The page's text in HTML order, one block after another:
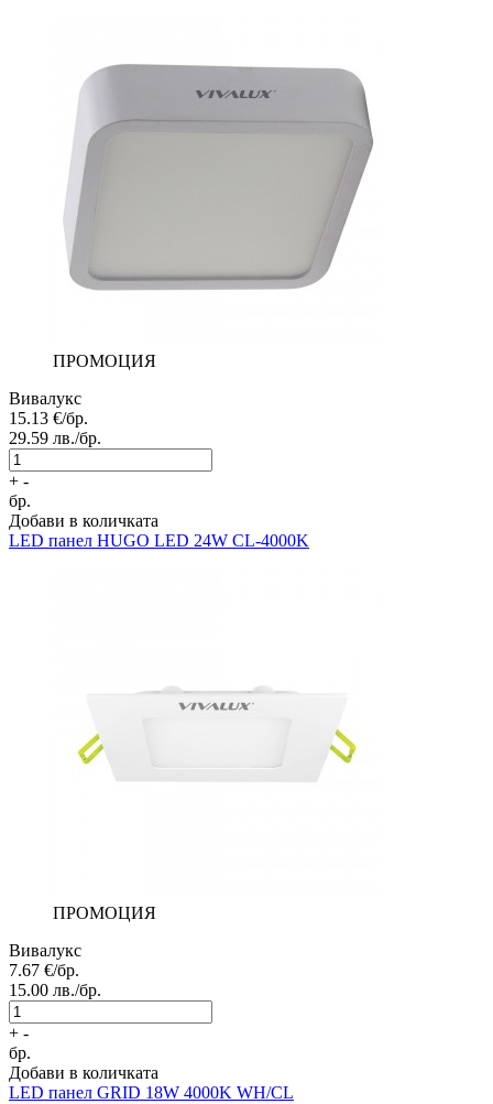
ПРОМОЦИЯ
Вивалукс
15.13 €/бр.
29.59 лв./бр.
+ -
бр.
Добави в количката
LED панел HUGO LED 24W CL-4000K
ПРОМОЦИЯ
Вивалукс
7.67 €/бр.
15.00 лв./бр.
+ -
бр.
Добави в количката
LED панел GRID 18W 4000K WH/CL